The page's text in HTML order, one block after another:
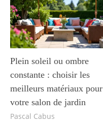
Plein soleil ou ombre
constante : choisir les
meilleurs matériaux pour
votre salon de jardin
Pascal Cabus